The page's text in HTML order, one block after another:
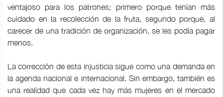
ventajoso para los patrones; primero porque tenían más
cuidado en la recolección de la fruta, segundo porque, al
carecer de una tradición de organización, se les podía pagar
menos.
La corrección de esta injusticia sigue como una demanda en
la agenda nacional e internacional. Sin embargo, también es
una realidad que cada vez hay más mujeres en el mercado